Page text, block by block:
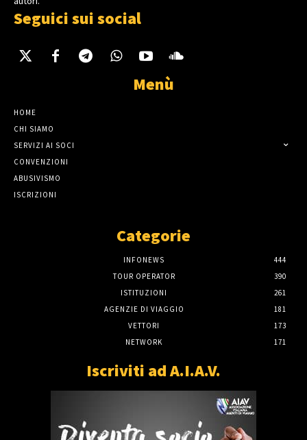
Seguici sui social
Menù
HOME
CHI SIAMO
SERVIZI AI SOCI
CONVENZIONI
ABUSIVISMO
ISCRIZIONI
Categorie
INFONEWS
444
TOUR OPERATOR
390
ISTITUZIONI
261
AGENZIE DI VIAGGIO
181
VETTORI
173
NETWORK
171
Iscriviti ad A.I.A.V.